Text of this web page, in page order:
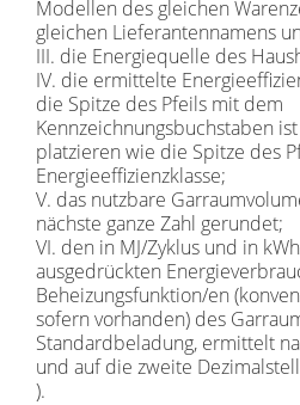
Modellen des gleichen
gleichen Lieferantennamens
III. die Energiequelle des
IV. die ermittelte
die Spitze des Pfeils mit dem
Kennzeichnungsbuchstaben
platzieren wie die Spitze des
Energieeffizienzklasse;
V. das nutzbare
nächste ganze Zahl gerundet;
VI. den in MJ/Zyklus und in
ausgedrückten
Beheizungsfunktion/en
sofern vorhanden) des
Standardbeladung, ermittelt
und auf die zweite
).